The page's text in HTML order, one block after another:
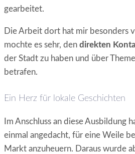
gearbeitet.
Die Arbeit dort hat mir besonders
mochte es sehr, den direkten
der Stadt zu haben und über
betrafen.
Ein Herz für lokale Geschichten
Im Anschluss an diese Ausbildung
einmal angedacht, für eine Weile
Markt anzuheuern. Daraus wurde